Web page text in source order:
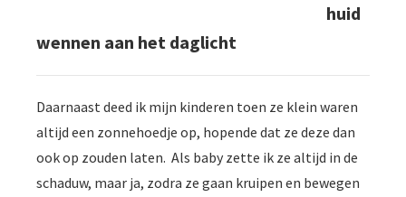
huid
wennen aan het daglicht
Daarnaast deed ik mijn kinderen toen ze klein waren
altijd een zonnehoedje op, hopende dat ze deze dan
ook op zouden laten. Als baby zette ik ze altijd in de
schaduw, maar ja, zodra ze gaan kruipen en bewegen